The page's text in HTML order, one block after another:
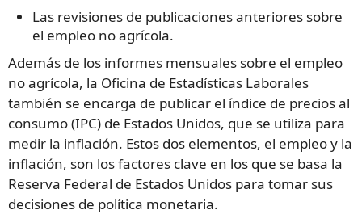
Las revisiones de publicaciones anteriores sobre
el empleo no agrícola.
Además de los informes mensuales sobre el empleo
no agrícola, la Oficina de Estadísticas Laborales
también se encarga de publicar el índice de precios al
consumo (IPC) de Estados Unidos, que se utiliza para
medir la inflación. Estos dos elementos, el empleo y la
inflación, son los factores clave en los que se basa la
Reserva Federal de Estados Unidos para tomar sus
decisiones de política monetaria.